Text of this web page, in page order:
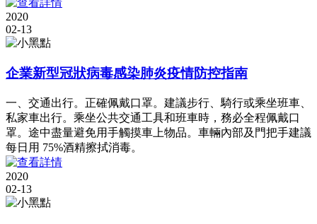
2020
02-13
企業新型冠狀病毒感染肺炎疫情防控指南
一、交通出行。正確佩戴口罩。建議步行、騎行或乘坐班車、
私家車出行。乘坐公共交通工具和班車時，務必全程佩戴口
罩。途中盡量避免用手觸摸車上物品。車輛內部及門把手建議
每日用 75%酒精擦拭消毒。
2020
02-13